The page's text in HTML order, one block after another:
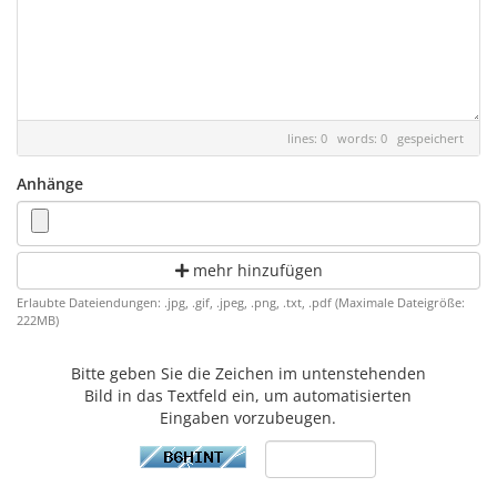
lines: 0 words: 0 gespeichert
Anhänge
mehr hinzufügen
Erlaubte Dateiendungen: .jpg, .gif, .jpeg, .png, .txt, .pdf (Maximale Dateigröße:
222MB)
Bitte geben Sie die Zeichen im untenstehenden
Bild in das Textfeld ein, um automatisierten
Eingaben vorzubeugen.